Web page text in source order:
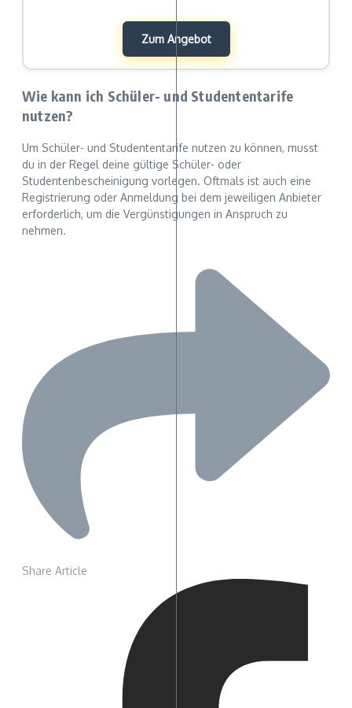
Zum Angebot
Wie kann ich Schüler- und Studententarife
nutzen?
Um Schüler- und Studententarife nutzen zu können, musst
du in der Regel deine gültige Schüler- oder
Studentenbescheinigung vorlegen. Oftmals ist auch eine
Registrierung oder Anmeldung bei dem jeweiligen Anbieter
erforderlich, um die Vergünstigungen in Anspruch zu
nehmen.
Share Article